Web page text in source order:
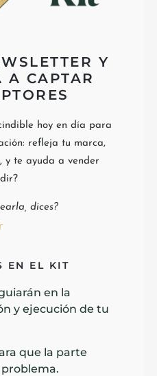
Y
A CAPTAR
hoy en día para
refleja tu marca,
y te ayuda a vender
dices?
EN EL KIT
en la
y ejecución de tu
que la parte